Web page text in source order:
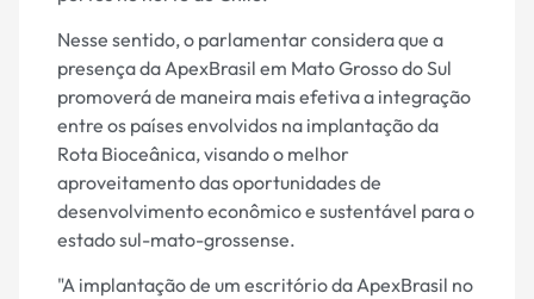
Nesse sentido, o parlamentar considera que a
presença da ApexBrasil em Mato Grosso do Sul
promoverá de maneira mais efetiva a integração
entre os países envolvidos na implantação da
Rota Bioceânica, visando o melhor
aproveitamento das oportunidades de
desenvolvimento econômico e sustentável para o
estado sul-mato-grossense.
"A implantação de um escritório da ApexBrasil no